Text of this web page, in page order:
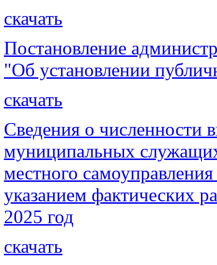
скачать
Постановление
"Об установлении
скачать
Сведения о
муниципальных
местного
указанием фактических
2025 год
скачать